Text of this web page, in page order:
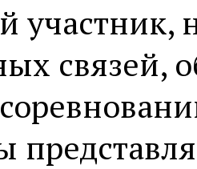
участник,
связей,